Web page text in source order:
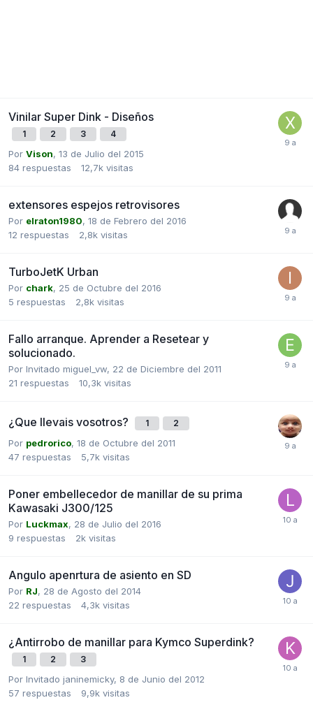
Vinilar Super Dink - Diseños
1 2 3 4
Por Vison, 13 de Julio del 2015
84 respuestas 12,7k visitas
extensores espejos retrovisores
Por elraton1980, 18 de Febrero del 2016
12 respuestas 2,8k visitas
TurboJetK Urban
Por chark, 25 de Octubre del 2016
5 respuestas 2,8k visitas
Fallo arranque. Aprender a Resetear y
solucionado.
Por Invitado miguel_vw, 22 de Diciembre del 2011
21 respuestas 10,3k visitas
¿Que llevais vosotros? 1 2
Por pedrorico, 18 de Octubre del 2011
47 respuestas 5,7k visitas
Poner embellecedor de manillar de su prima
Kawasaki J300/125
Por Luckmax, 28 de Julio del 2016
9 respuestas 2k visitas
Angulo apenrtura de asiento en SD
Por RJ, 28 de Agosto del 2014
22 respuestas 4,3k visitas
¿Antirrobo de manillar para Kymco Superdink?
1 2 3
Por Invitado janinemicky, 8 de Junio del 2012
57 respuestas 9,9k visitas